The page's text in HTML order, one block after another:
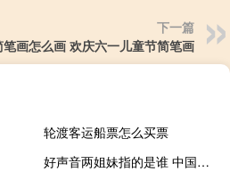
下一篇
画怎么画 欢庆六一儿童节简笔画
轮渡客运船票怎么买票
好声音两姐妹指的是谁 中国好声音张惠妹的歌